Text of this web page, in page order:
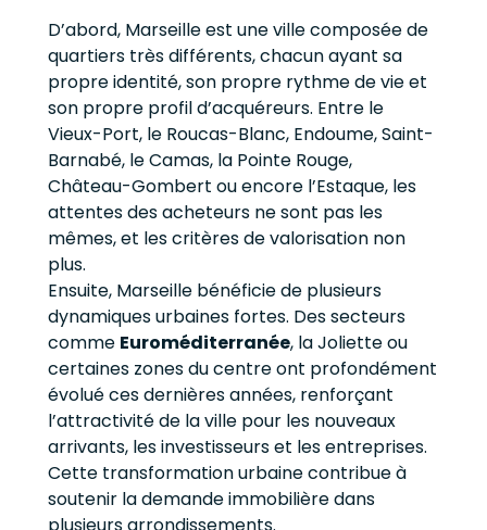
D’abord, Marseille est une ville composée de
quartiers très différents, chacun ayant sa
propre identité, son propre rythme de vie et
son propre profil d’acquéreurs. Entre le
Vieux-Port, le Roucas-Blanc, Endoume, Saint-
Barnabé, le Camas, la Pointe Rouge,
Château-Gombert ou encore l’Estaque, les
attentes des acheteurs ne sont pas les
mêmes, et les critères de valorisation non
plus.
Ensuite, Marseille bénéficie de plusieurs
dynamiques urbaines fortes. Des secteurs
comme Euroméditerranée, la Joliette ou
certaines zones du centre ont profondément
évolué ces dernières années, renforçant
l’attractivité de la ville pour les nouveaux
arrivants, les investisseurs et les entreprises.
Cette transformation urbaine contribue à
soutenir la demande immobilière dans